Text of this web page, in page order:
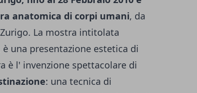
anatomica di corpi umani, da
La mostra intitolata
è una presentazione estetica di
è l' invenzione spettacolare di
: una tecnica di